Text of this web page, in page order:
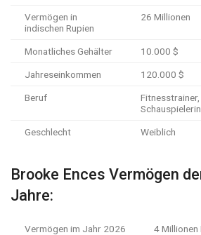
Vermögen in
indischen Rupien
26 Millionen
Monatliches Gehälter 10.000 $
Jahreseinkommen 120.000 $
Beruf
Schauspielerin
Geschlecht Weiblich
Brooke Ences Vermögen
Jahre:
Vermögen im Jahr 2026 4 Millionen